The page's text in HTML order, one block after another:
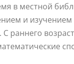
в местной
и
С раннего